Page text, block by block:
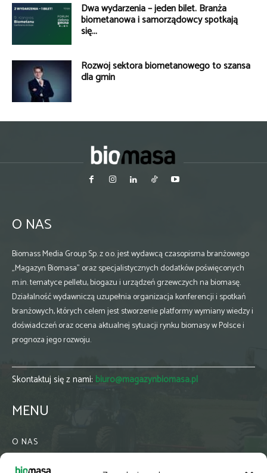
Dwa wydarzenia – jeden bilet. Branża
biometanowa i samorządowcy spotkają
się...
Rozwój sektora biometanowego to szansa
dla gmin
O NAS
Biomass Media Group Sp. z o.o. jest wydawcą czasopisma branżowego
„Magazyn Biomasa” oraz specjalistycznych dodatków poświęconych
m.in. tematyce pelletu, biogazu i urządzeń grzewczych na biomasę.
Działalność wydawniczą uzupełnia organizacja konferencji i spotkań
branżowych, których celem jest stworzenie platformy wymiany wiedzy i
doświadczeń oraz ocena aktualnej sytuacji rynku biomasy w Polsce i
prognoza jego rozwoju.
Skontaktuj się z nami: biuro@magazynbiomasa.pl
MENU
O NAS